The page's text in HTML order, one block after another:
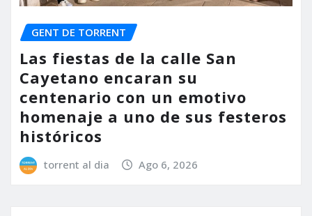
GENT DE TORRENT
Las fiestas de la calle San
Cayetano encaran su
centenario con un emotivo
homenaje a uno de sus festeros
históricos
torrent al dia Ago 6, 2026